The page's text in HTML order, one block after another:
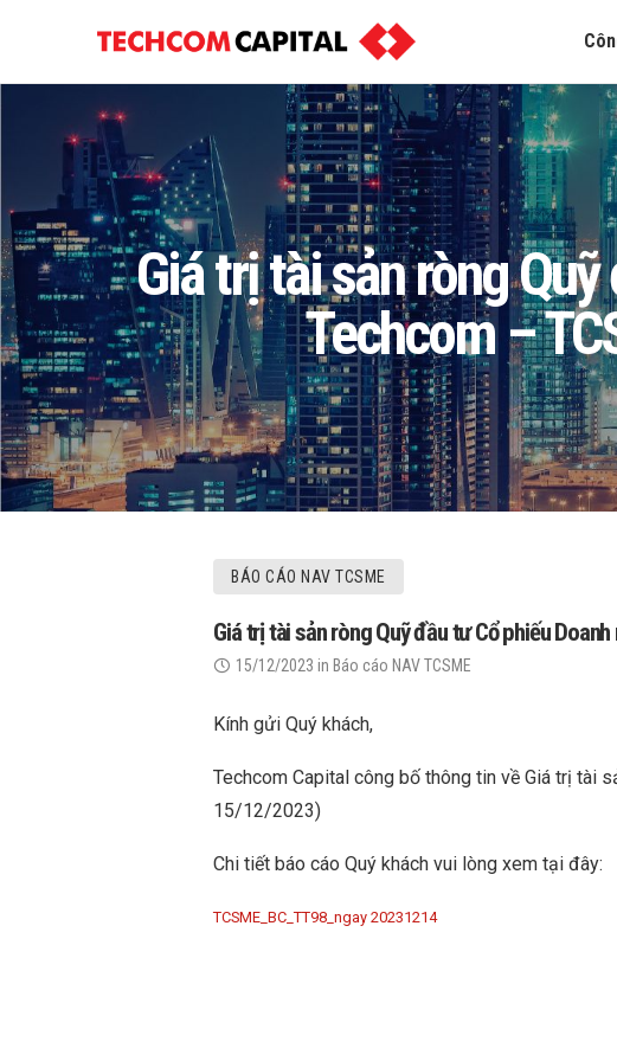
Giá trị tài sản ròng
Techcom –
BÁO CÁO NAV TCSME
Giá trị tài sản ròng Quỹ đầu tư Cổ phiếu
15/12/2023 in Báo cáo NAV TCSME
Kính gửi Quý khách,
Techcom Capital công bố thông tin về Giá trị tài
15/12/2023)
Chi tiết báo cáo Quý khách vui lòng xem tại đây:
TCSME_BC_TT98_ngay 20231214